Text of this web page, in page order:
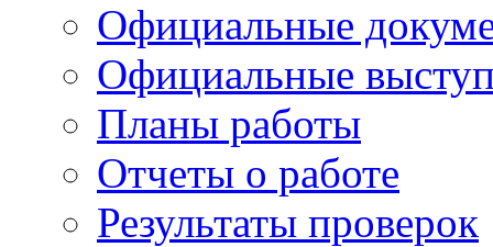
Официальные
Официальные
Планы работы
Отчеты о работе
Результаты проверок